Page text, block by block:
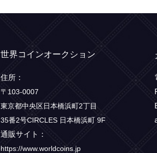
世界コインオークション
住所：
〒103-0007
東京都中央区日本橋浜町2丁目
35番2号CIRCLES 日本橋浜町 9F
通販サイト：
https://www.worldcoins.jp